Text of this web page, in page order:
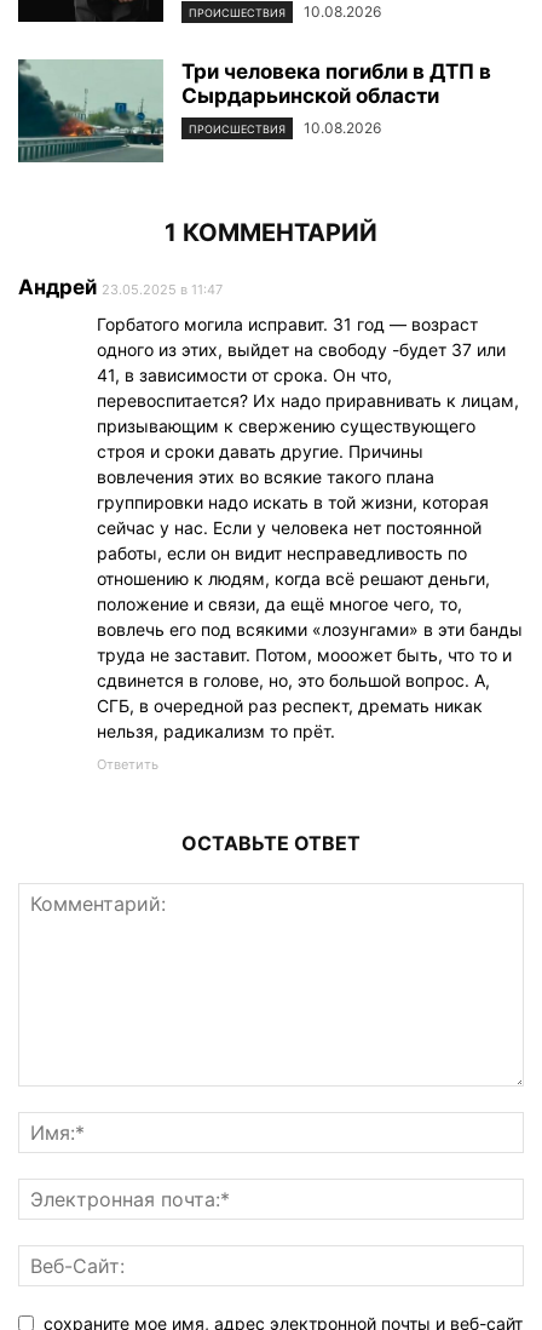
ПРОИСШЕСТВИЯ 10.08.2026
Три человека погибли в ДТП в
Сырдарьинской области
ПРОИСШЕСТВИЯ 10.08.2026
1 КОММЕНТАРИЙ
Андрей 23.05.2025 в 11:47
Горбатого могила исправит. 31 год — возраст
одного из этих, выйдет на свободу -будет 37 или
41, в зависимости от срока. Он что,
перевоспитается? Их надо приравнивать к лицам,
призывающим к свержению существующего
строя и сроки давать другие. Причины
вовлечения этих во всякие такого плана
группировки надо искать в той жизни, которая
сейчас у нас. Если у человека нет постоянной
работы, если он видит несправедливость по
отношению к людям, когда всё решают деньги,
положение и связи, да ещё многое чего, то,
вовлечь его под всякими «лозунгами» в эти банды
труда не заставит. Потом, мооожет быть, что то и
сдвинется в голове, но, это большой вопрос. А,
СГБ, в очередной раз респект, дремать никак
нельзя, радикализм то прёт.
Ответить
ОСТАВЬТЕ ОТВЕТ
сохраните мое имя, адрес электронной почты и веб-сайт